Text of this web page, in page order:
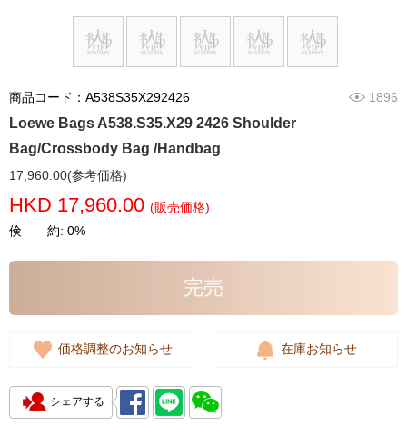
商品コード：A538S35X292426 1896
Loewe Bags A538.S35.X29 2426 Shoulder
Bag/Crossbody Bag /Handbag
17,960.00(参考価格)
HKD 17,960.00 (販売価格)
倹 約: 0%
完売
価格調整のお知らせ 在庫お知らせ
シェアする